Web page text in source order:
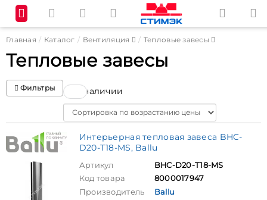
Главная Каталог Вентиляция Тепловые завесы
Тепловые завесы
Фильтры В наличии
Sort
Интерьерная тепловая завеса BHC-
D20-T18-MS, Ballu
Артикул
BHC-D20-T18-MS
Код товара
8000017947
Производитель
Ballu